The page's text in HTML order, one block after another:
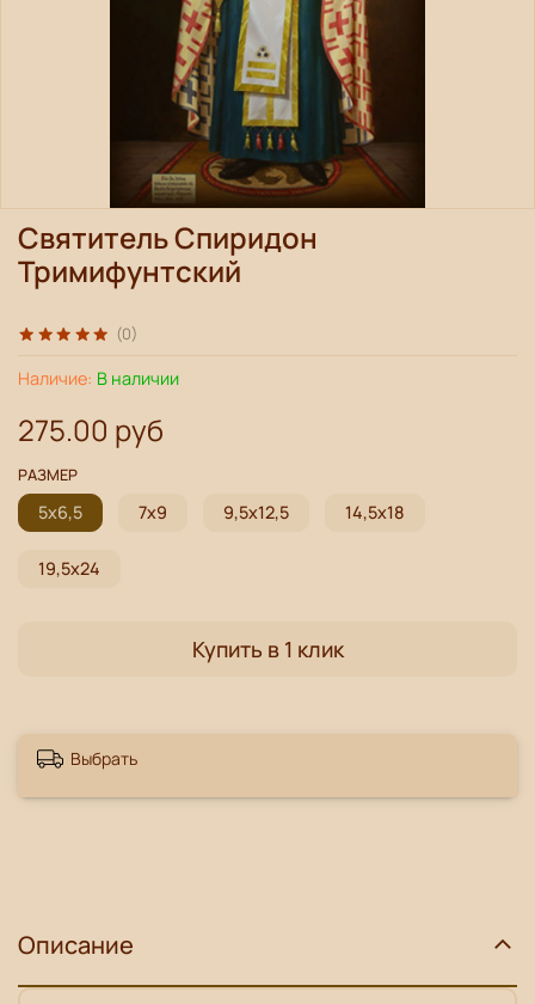
(0)
Наличие: В наличии
Святитель Спиридон
Тримифунтский
275.00 руб
Купить в 1 клик
РАЗМЕР
5х6,5 7х9 9,5х12,5 14,5х18
19,5х24
Выбрать
Описание